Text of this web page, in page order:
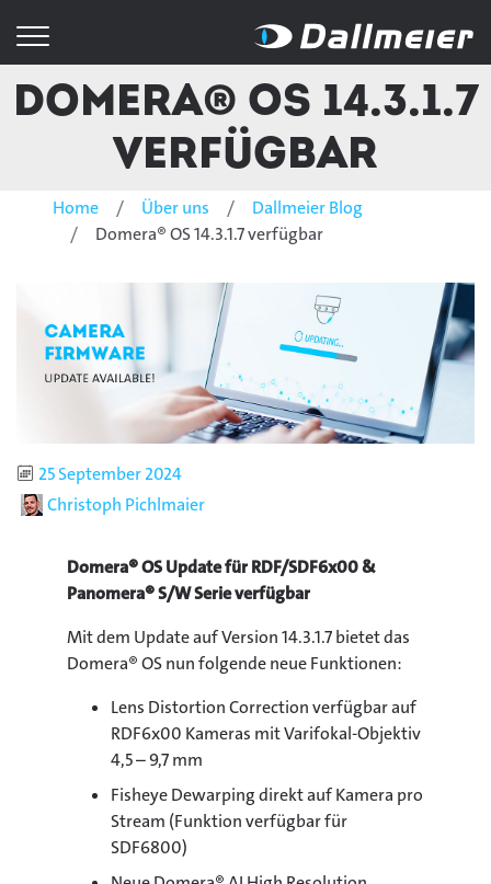
Domera® OS 14.3.1.7
verfügbar
Home Über uns
Dallmeier Blog
Domera® OS 14.3.1.7 verfügbar
Publiziert
25 September 2024
AutorChristoph Pichlmaier
Domera® OS Update für RDF/SDF6x00 &
Panomera® S/W Serie verfügbar
Mit dem Update auf Version 14.3.1.7 bietet das
Domera® OS nun folgende neue Funktionen:
Lens Distortion Correction verfügbar auf
RDF6x00 Kameras mit Varifokal-Objektiv
4,5 – 9,7 mm
Fisheye Dewarping direkt auf Kamera pro
Stream (Funktion verfügbar für
SDF6800)